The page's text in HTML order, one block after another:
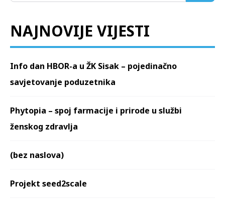
NAJNOVIJE VIJESTI
Info dan HBOR-a u ŽK Sisak – pojedinačno
savjetovanje poduzetnika
Phytopia – spoj farmacije i prirode u službi
ženskog zdravlja
(bez naslova)
Projekt seed2scale